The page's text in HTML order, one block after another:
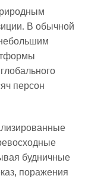
В обычной
персон
будничные
поражения